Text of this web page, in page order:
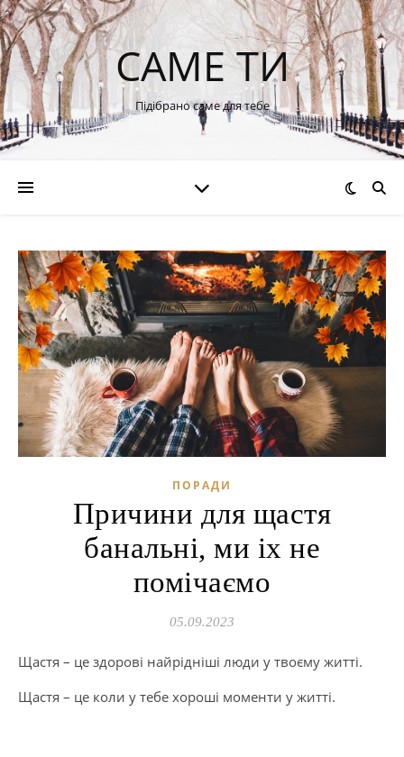
САМЕ ТИ
Підібрано саме для тебе
ПОРАДИ
Причини для щастя
банальні, ми іх не
помічаємо
05.09.2023
Щастя – це здорові найрідніші люди у твоєму житті.
Щастя – це коли у тебе хороші моменти у житті.